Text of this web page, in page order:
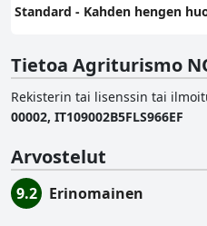
Standard - Kahden hengen
Tietoa Agriturismo
Rekisterin tai lisenssin tai
00002, IT109002B5FLS966EF
Arvostelut
9.2 Erinomainen